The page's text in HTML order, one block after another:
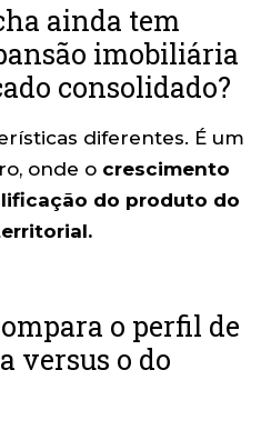
ainda tem
imobiliária
consolidado?
diferentes. É um
onde o crescimento
do produto do
o perfil de
versus o do